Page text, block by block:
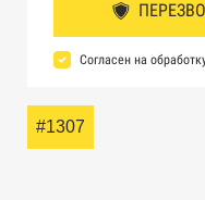
Согласен на
#1307